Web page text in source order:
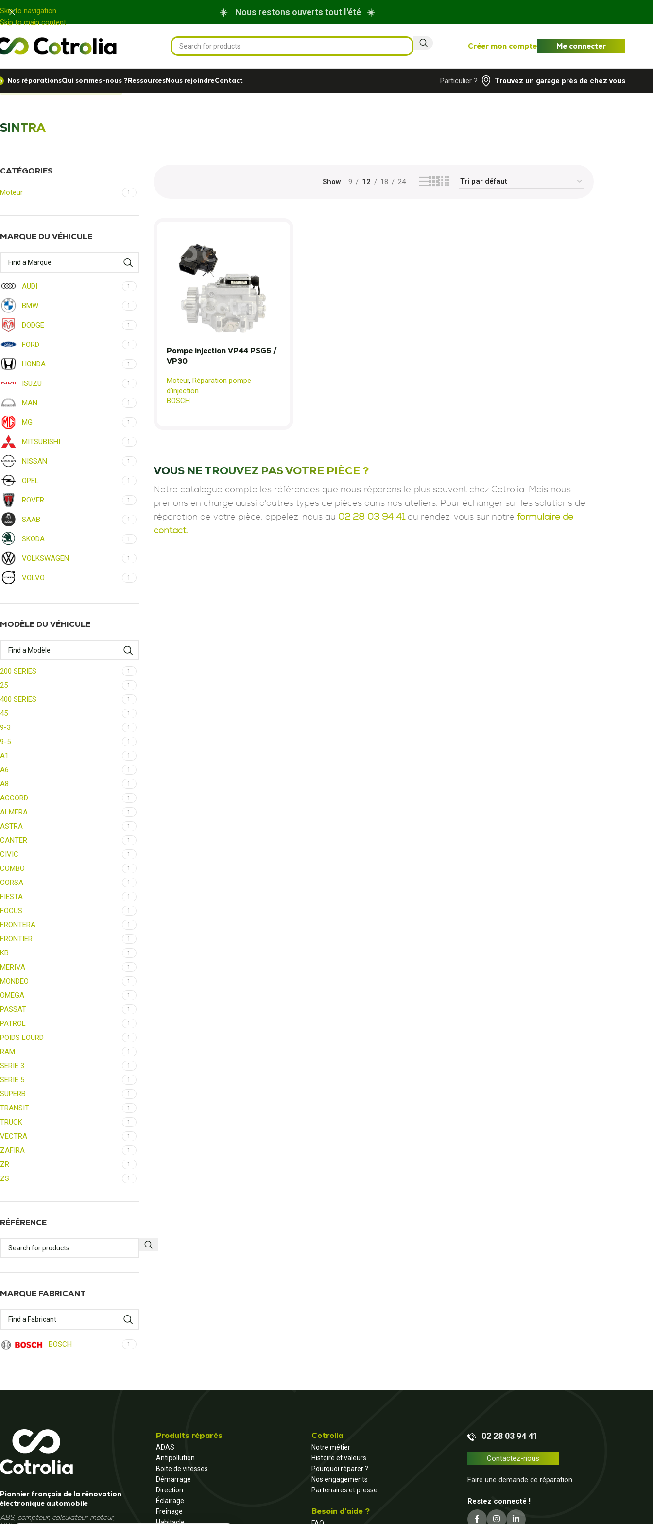
Panneau de gestion des cookies
Skip to navigation
Skip to main content
☀️ Nous restons ouverts tout l'été ☀️
Créer mon compte Me connecter
Nos réparationsQui sommes-nous ?RessourcesNous rejoindreContact Particulier ? Trouvez un garage près de chez vous
SINTRA
CATÉGORIES
Moteur 1
MARQUE DU VÉHICULE
AUDI 1
BMW 1
DODGE 1
FORD 1
HONDA 1
ISUZU 1
MAN 1
MG 1
MITSUBISHI 1
NISSAN 1
OPEL 1
ROVER 1
SAAB 1
SKODA 1
VOLKSWAGEN 1
VOLVO 1
MODÈLE DU VÉHICULE
200 SERIES 1
25 1
400 SERIES 1
45 1
9-3 1
9-5 1
A1 1
A6 1
A8 1
ACCORD 1
ALMERA 1
ASTRA 1
CANTER 1
CIVIC 1
COMBO 1
CORSA 1
FIESTA 1
FOCUS 1
FRONTERA 1
FRONTIER 1
KB 1
MERIVA 1
MONDEO 1
OMEGA 1
PASSAT 1
PATROL 1
POIDS LOURD 1
RAM 1
SERIE 3 1
SERIE 5 1
SUPERB 1
TRANSIT 1
TRUCK 1
VECTRA 1
ZAFIRA 1
ZR 1
ZS 1
RÉFÉRENCE
MARQUE FABRICANT
BOSCH 1
Show 9 12 18 24
Pompe injection VP44 PSG5 /
VP30
Moteur, Réparation pompe
d'injection
BOSCH
VOUS NE TROUVEZ PAS VOTRE PIÈCE ?
Notre catalogue compte les références que nous réparons le plus souvent chez Cotrolia. Mais nous
prenons en charge aussi d'autres types de pièces dans nos ateliers. Pour échanger sur les solutions de
réparation de votre pièce, appelez-nous au 02 28 03 94 41ou rendez-vous sur notre formulaire de
contact.
Pionnier français de la rénovation
électronique automobile
ABS, compteur, calculateur moteur,
Produits réparés
ADAS
Antipollution
Boite de vitesses
Démarrage
Direction
Éclairage
Freinage
Habitacle
Cotrolia
Notre métier
Histoire et valeurs
Pourquoi réparer ?
Nos engagements
Partenaires et presse
Besoin d'aide ?
02 28 03 94 41
Contactez-nous
Faire une demande de réparation
Restez connecté !